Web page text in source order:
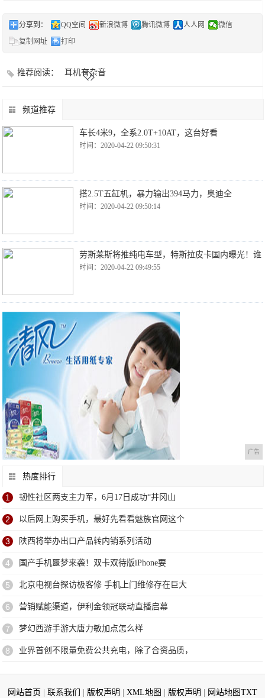
分享到： QQ空间 新浪微博 腾讯微博 人人网
微信
复制网址
打印
推荐阅读： 耳机有杂音
频道推荐
车长4米9，全系2.0T+10AT，这台好看
时间：2020-04-22 09:50:31
搭2.5T五缸机，暴力输出394马力，奥迪全
时间：2020-04-22 09:50:14
劳斯莱斯将推纯电车型，特斯拉皮卡国内曝光！谁
时间：2020-04-22 09:49:55
广告
热度排行
1 韧性社区两支主力军，6月17日成功“井冈山
2 以后网上购买手机，最好先看看魅族官网这个
3 陕西将举办出口产品转内销系列活动
4 国产手机噩梦来袭！双卡双待版iPhone要
5 北京电视台探访极客修 手机上门维修存在巨大
6 营销赋能渠道，伊利金领冠联动直播启幕
7 梦幻西游手游大唐力敏加点怎么样
8 业界首创不限量免费公共充电，除了合资品质，
网站首页 联系我们 版权声明 XML地图 版权声明 网站地图TXT